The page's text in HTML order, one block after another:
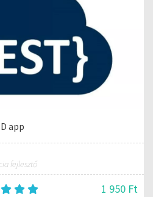
app
fejlesztő
1 950 Ft